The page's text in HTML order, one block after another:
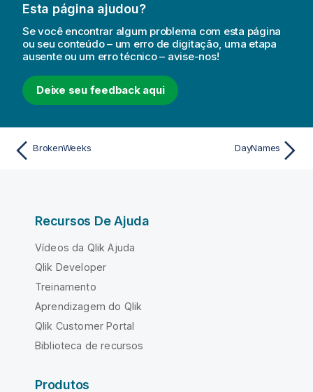
Esta página ajudou?
Se você encontrar algum problema com esta página
ou seu conteúdo – um erro de digitação, uma etapa
ausente ou um erro técnico – avise-nos!
Deixe seu feedback aqui
BrokenWeeks DayNames
Recursos De Ajuda
Vídeos da Qlik Ajuda
Qlik Developer
Treinamento
Aprendizagem do Qlik
Qlik Customer Portal
Biblioteca de recursos
Produtos